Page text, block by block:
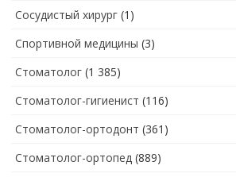
Сосудистый хирург (1)
Спортивной медицины (3)
Стоматолог (1 385)
Стоматолог-гигиенист (116)
Стоматолог-ортодонт (361)
Стоматолог-ортопед (889)